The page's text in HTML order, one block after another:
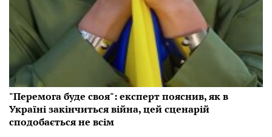
"Перемога буде своя": експерт пояснив, як в
Україні закінчиться війна, цей сценарій
сподобається не всім